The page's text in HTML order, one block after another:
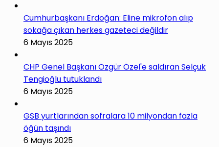
Cumhurbaşkanı Erdoğan: Eline mikrofon alıp
sokağa çıkan herkes gazeteci değildir
6 Mayıs 2025
CHP Genel Başkanı Özgür Özel'e saldıran Selçuk
Tengioğlu tutuklandı
6 Mayıs 2025
GSB yurtlarından sofralara 10 milyondan fazla
öğün taşındı
6 Mayıs 2025